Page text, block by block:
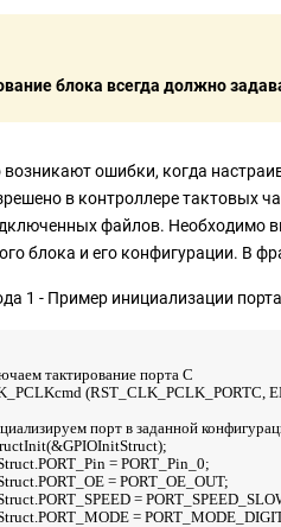
блока всегда должно
возникают ошибки, когда
в контроллере тактовых
файлов. Необходимо
блока и его конфигурации. В
1 - Пример инициализации
тактирование порта С
(RST_CLK_PCLK_PORTC,
порт в заданной
= PORT_Pin_0;
= PORT_OE_OUT;
=
=